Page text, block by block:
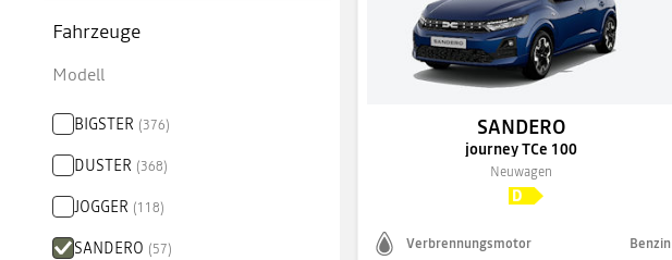
Fahrzeuge
Modell
BIGSTER (376)
DUSTER (368)
JOGGER (118)
SANDERO (57)
SANDERO
journey TCe 100
Neuwagen
Verbrennungsmotor Benzin